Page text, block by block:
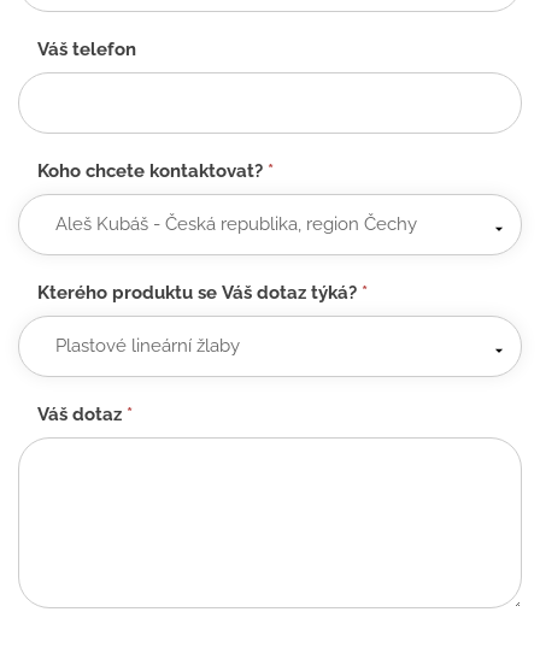
Váš telefon
Koho chcete kontaktovat? *
Kterého produktu se Váš dotaz týká? *
Váš dotaz *